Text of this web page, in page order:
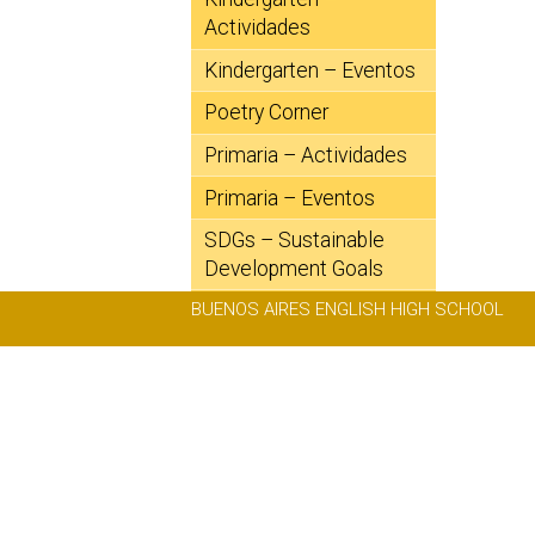
Actividades
Kindergarten – Eventos
Poetry Corner
Primaria – Actividades
Primaria – Eventos
SDGs – Sustainable
Development Goals
Talent Shows
BUENOS AIRES ENGLISH HIGH SCHOOL